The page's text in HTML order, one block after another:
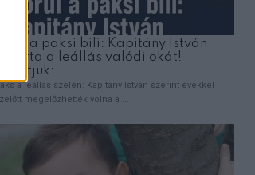
A nászéjszakán az ifjú férj szól ifjú